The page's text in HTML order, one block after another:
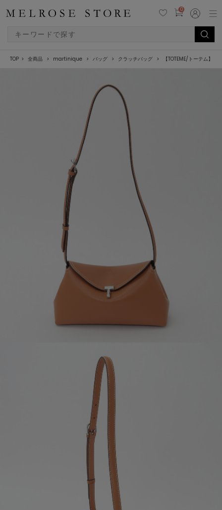
0
TOP 全商品 martinique バッグ クラッチバッグ 【TOTEME/トーテム